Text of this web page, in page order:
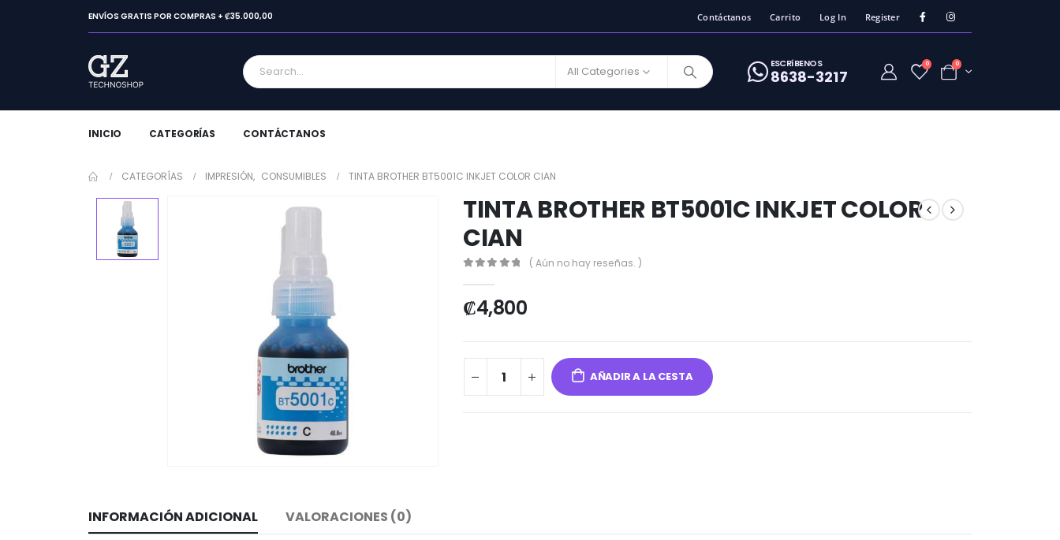
ENVÍOS GRATIS POR COMPRAS + ₡35.000,00 Contáctanos Carrito Log In Register
All Categories
ESCRíBENOS
8638-3217
0 0
INICIO CATEGORÍAS CONTÁCTANOS
CATEGORÍAS IMPRESIÓN, CONSUMIBLES TINTA BROTHER BT5001C INKJET COLOR CIAN
TINTA BROTHER BT5001C INKJET COLOR
CIAN
( Aún no hay reseñas. )
₡4,800
AÑADIR A LA CESTA
INFORMACIÓN ADICIONAL VALORACIONES (0)